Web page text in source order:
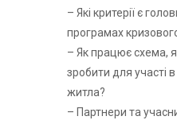
– Які критерії є
програмах
– Як працює схема,
зробити для участі
житла?
– Партнери та